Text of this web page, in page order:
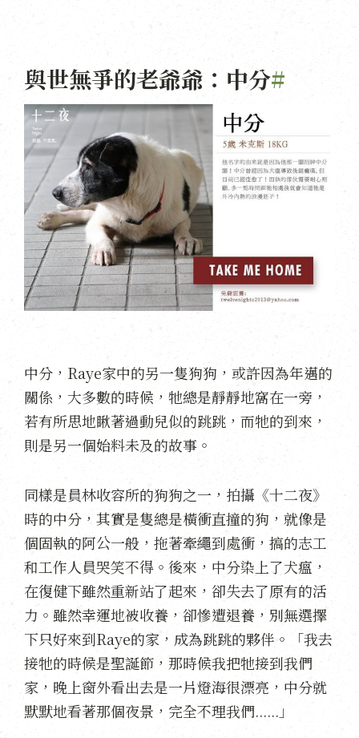
與世無爭的老爺爺：中分#
中分，Raye家中的另一隻狗狗，或許因為年邁的
關係，大多數的時候，牠總是靜靜地窩在一旁，
若有所思地瞅著過動兒似的跳跳，而牠的到來，
則是另一個始料未及的故事。
同樣是員林收容所的狗狗之一，拍攝《十二夜》
時的中分，其實是隻總是橫衝直撞的狗，就像是
個固執的阿公一般，拖著牽繩到處衝，搞的志工
和工作人員哭笑不得。後來，中分染上了犬瘟，
在復健下雖然重新站了起來，卻失去了原有的活
力。雖然幸運地被收養，卻慘遭退養，別無選擇
下只好來到Raye的家，成為跳跳的夥伴。「我去
接牠的時候是聖誕節，那時候我把牠接到我們
家，晚上窗外看出去是一片燈海很漂亮，中分就
默默地看著那個夜景，完全不理我們......」